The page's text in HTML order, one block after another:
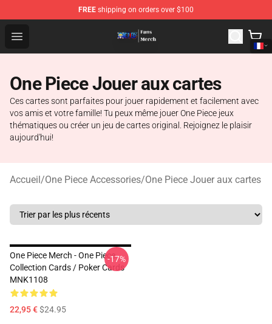
FREE shipping on orders over $100
Open menu
One Piece Store - Official One Piece Merchandise Shop
One Piece Jouer aux cartes
Ces cartes sont parfaites pour jouer rapidement et facilement avec
vos amis et votre famille! Tu peux même jouer One Piece jeux
thématiques ou créer un jeu de cartes original. Rejoignez le plaisir
aujourd'hui!
Accueil/One Piece Accessories/One Piece Jouer aux cartes
One Piece Merch - One Piece
Collection Cards / Poker Cards
MNK1108
22,95 €$24.95
-17%